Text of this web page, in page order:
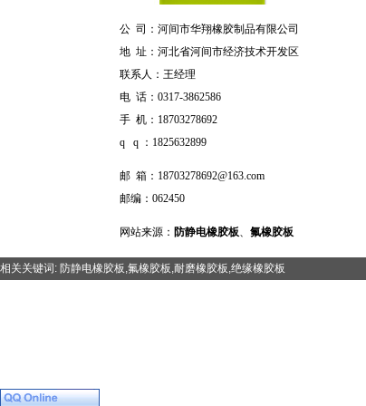
公 司：河间市华翔橡胶制品有限公司
地 址：河北省河间市经济技术开发区
联系人：王经理
电 话：0317-3862586
手 机： 18703278692
q q ：1825632899
邮 箱： 18703278692@163.com
邮编：062450
网站来源： 防静电橡胶板、 氟橡胶板
相关关键词: 防静电橡胶板,氟橡胶板,耐磨橡胶板,绝缘橡胶板